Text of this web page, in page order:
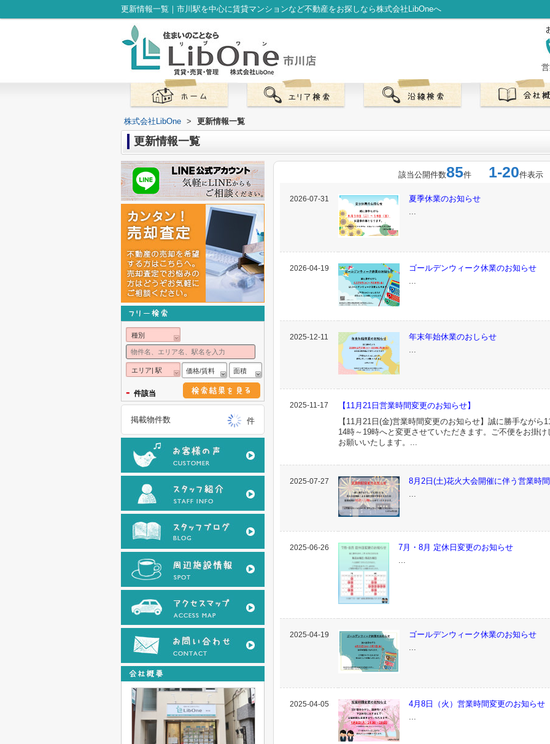
更新情報一覧｜市川駅を中心に賃貸マンションなど不動産をお探しなら株式会社LibOneへ
株式会社LibOne > 更新情報一覧
更新情報一覧
該当公開件数85件 1-20件表示
2026-07-31
夏季休業のお知らせ
...
2026-04-19
ゴールデンウィーク休業のお知らせ
...
2025-12-11
年末年始休業のおしらせ
...
2025-11-17
【11月21日営業時間変更のお知らせ】
【11月21日(金)営業時間変更のお知らせ】誠に勝手なが
14時～19時へと変更させていただきます。ご不便をお掛
お願いいたします。...
2025-07-27
8月2日(土)花火大会開催に伴う営業時
...
2025-06-26
7月・8月 定休日変更のお知らせ
...
2025-04-19
ゴールデンウィーク休業のお知らせ
...
2025-04-05
4月8日（火）営業時間変更のお知らせ
...
種別
エリア| 駅 価格/賃料 面積
- 件該当
掲載物件数 件